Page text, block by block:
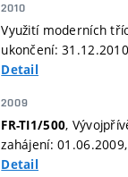
2010
Využití moderních
ukončení: 31.12.2010
Detail
2009
FR-TI1/500,
zahájení:
Detail